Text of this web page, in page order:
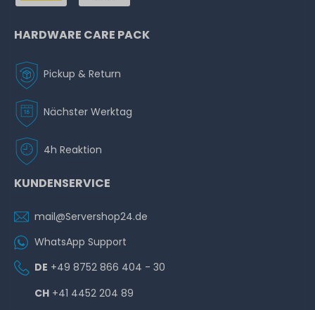
HARDWARE CARE PACK
Pickup & Return
Nächster Werktag
4h Reaktion
KUNDENSERVICE
mail@Servershop24.de
WhatsApp Support
DE +49 8752 866 404 - 30
CH +41 4452 204 89